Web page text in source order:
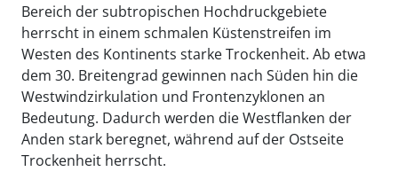
Bereich der subtropischen Hochdruckgebiete
herrscht in einem schmalen Küstenstreifen im
Westen des Kontinents starke Trockenheit. Ab etwa
dem 30. Breitengrad gewinnen nach Süden hin die
Westwindzirkulation und Frontenzyklonen an
Bedeutung. Dadurch werden die Westflanken der
Anden stark beregnet, während auf der Ostseite
Trockenheit herrscht.